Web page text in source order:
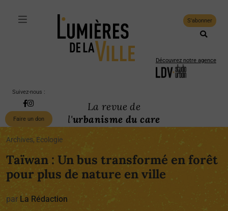
S'abonner
Découvrez notre agence
Suivez-nous :
Faire un don
La revue de
l'urbanisme du care
Archives, Ecologie
Taïwan : Un bus transformé en forêt
pour plus de nature en ville
par La Rédaction